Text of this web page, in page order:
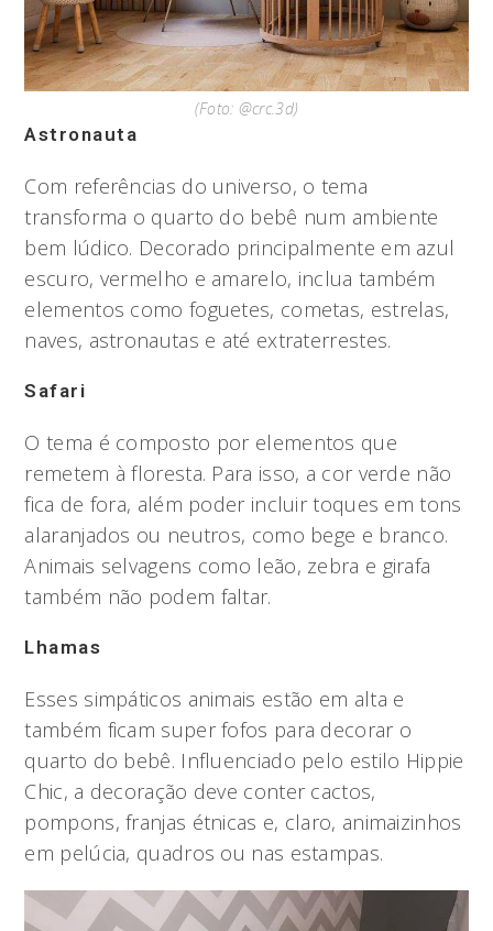
(Foto: @crc.3d)
Astronauta
Com referências do universo, o tema
transforma o quarto do bebê num ambiente
bem lúdico. Decorado principalmente em azul
escuro, vermelho e amarelo, inclua também
elementos como foguetes, cometas, estrelas,
naves, astronautas e até extraterrestes.
Safari
O tema é composto por elementos que
remetem à floresta. Para isso, a cor verde não
fica de fora, além poder incluir toques em tons
alaranjados ou neutros, como bege e branco.
Animais selvagens como leão, zebra e girafa
também não podem faltar.
Lhamas
Esses simpáticos animais estão em alta e
também ficam super fofos para decorar o
quarto do bebê. Influenciado pelo estilo Hippie
Chic, a decoração deve conter cactos,
pompons, franjas étnicas e, claro, animaizinhos
em pelúcia, quadros ou nas estampas.